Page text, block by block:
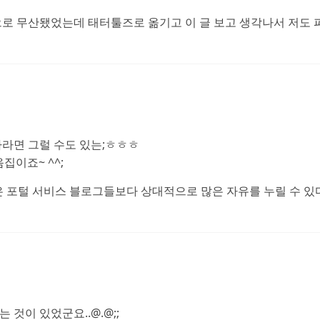
무산됐었는데 태터툴즈로 옮기고 이 글 보고 생각나서 저도
면 그럴 수도 있는;ㅎㅎㅎ
집이죠~ ^^;
털 서비스 블로그들보다 상대적으로 많은 자유를 누릴 수 있
것이 있었군요..@.@;;